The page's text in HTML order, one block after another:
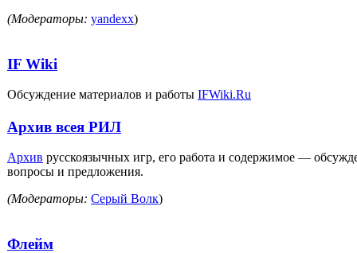
(Модераторы: yandexx)
IF Wiki
Обсуждение материалов и работы IFWiki.Ru
Архив всея РИЛ
Архив русскоязычных игр, его работа и содержимое —
вопросы и предложения.
(Модераторы: Серый Волк)
Флейм